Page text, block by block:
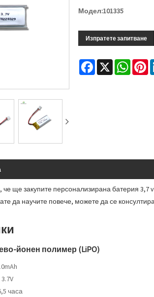
Модел:101335
Изпратете запитване
Facebook
X
ще закупите персонализирана батерия 3,7
да научите повече, можете да се
йонен полимер (LiPO)
часа